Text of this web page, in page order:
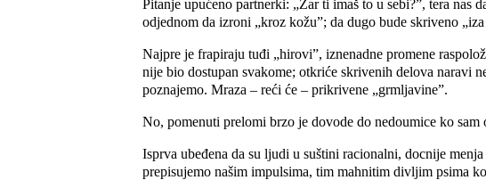
Pitanje upućeno partnerki: „Zar ti imaš to u sebi?”, tera nas
odjednom da izroni „kroz kožu”; da dugo bude skriveno „iza
Najpre je frapiraju tuđi „hirovi”, iznenadne promene
nije bio dostupan svakome; otkriće skrivenih delova naravi
poznajemo. Mraza – reći će – prikrivene „grmljavine”.
No, pomenuti prelomi brzo je dovode do nedoumice ko sam
Isprva ubeđena da su ljudi u suštini racionalni, docnije
prepisujemo našim impulsima, tim mahnitim divljim psima